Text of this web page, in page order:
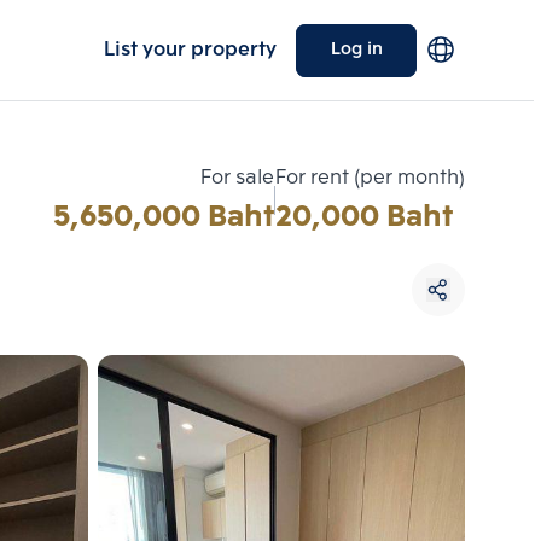
List your property Log in
For sale
5,650,000 Baht
For rent (per month)
20,000 Baht
3
Choose comparative unit
Maximum 3 units
Compare
Clear all